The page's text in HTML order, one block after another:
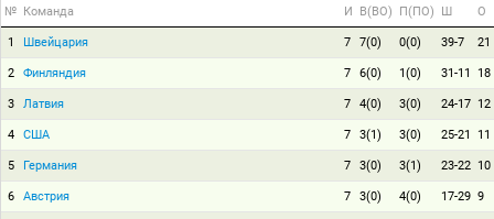
№ Команда И В(ВО) П(ПО) Ш О
1 Швейцария 7 7(0) 0(0) 39-7 21
2 Финляндия 7 6(0) 1(0) 31-11 18
3 Латвия 7 4(0) 3(0) 24-17 12
4 США 7 3(1) 3(0) 25-21 11
5 Германия 7 3(0) 3(1) 23-22 10
6 Австрия 7 3(0) 4(0) 17-29 9